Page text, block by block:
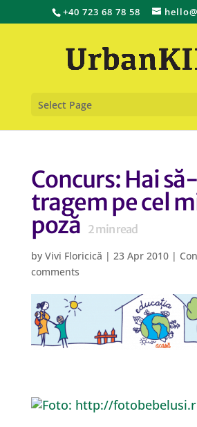
+40 723 68 78 58
Select Page
Concurs: Hai să-l
tragem pe cel
poză 2min read
by Vivi Floricică | 23 Apr 2010|
comments